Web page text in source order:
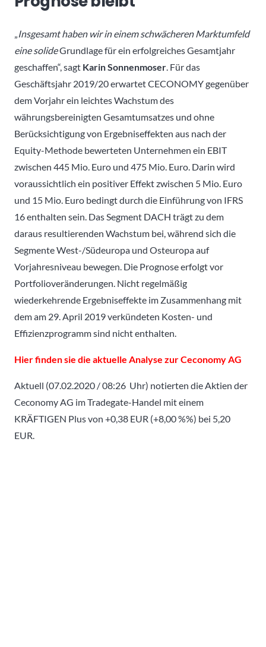
„Insgesamt haben wir in einem schwächeren Marktumfeld
eine solideGrundlage für ein erfolgreiches Gesamtjahr
geschaffen“, sagt Karin Sonnenmoser. Für das
Geschäftsjahr 2019/20 erwartet CECONOMY gegenüber
dem Vorjahr ein leichtes Wachstum des
währungsbereinigten Gesamtumsatzes und ohne
Berücksichtigung von Ergebniseffekten aus nach der
Equity-Methode bewerteten Unternehmen ein EBIT
zwischen 445 Mio. Euro und 475 Mio. Euro. Darin wird
voraussichtlich ein positiver Effekt zwischen 5 Mio. Euro
und 15 Mio. Euro bedingt durch die Einführung von IFRS
16 enthalten sein. Das Segment DACH trägt zu dem
daraus resultierenden Wachstum bei, während sich die
Segmente West-/Südeuropa und Osteuropa auf
Vorjahresniveau bewegen. Die Prognose erfolgt vor
Portfolioveränderungen. Nicht regelmäßig
wiederkehrende Ergebniseffekte im Zusammenhang mit
dem am 29. April 2019 verkündeten Kosten- und
Effizienzprogramm sind nicht enthalten.
Hier finden sie die aktuelle Analyse zur Ceconomy AG
Aktuell (07.02.2020 / 08:26 Uhr) notierten die Aktien der
Ceconomy AG im Tradegate-Handel mit einem
KRÄFTIGEN Plus von +0,38 EUR (+8,00 %%) bei 5,20
EUR.